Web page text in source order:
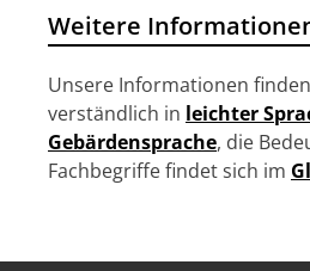
Weitere
Unsere Informationen
verständlich in leichter
Gebärdensprache, die
Fachbegriffe findet sich im